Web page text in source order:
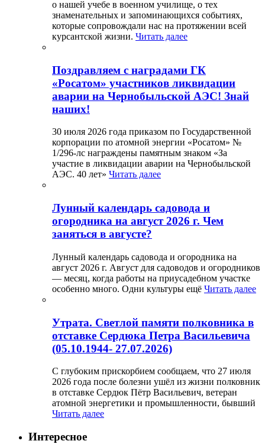
о нашей учебе в военном училище, о тех
знаменательных и запоминающихся событиях,
которые сопровождали нас на протяжении всей
курсантской жизни. Читать далее
Поздравляем с наградами ГК
«Росатом» участников ликвидации
аварии на Чернобыльской АЭС! Знай
наших!
30 июля 2026 года приказом по Государственной
корпорации по атомной энергии «Росатом» №
1/296-лс награждены памятным знаком «За
участие в ликвидации аварии на Чернобыльской
АЭС. 40 лет» Читать далее
Лунный календарь садовода и
огородника на август 2026 г. Чем
заняться в августе?
Лунный календарь садовода и огородника на
август 2026 г. Август для садоводов и огородников
— месяц, когда работы на приусадебном участке
особенно много. Одни культуры ещё Читать далее
Утрата. Светлой памяти полковника в
отставке Сердюка Петра Васильевича
(05.10.1944- 27.07.2026)
С глубоким прискорбием сообщаем, что 27 июля
2026 года после болезни ушёл из жизни полковник
в отставке Сердюк Пётр Васильевич, ветеран
атомной энергетики и промышленности, бывший
Читать далее
Интересное